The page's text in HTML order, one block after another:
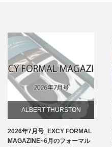
ALBERT THURSTON
お知らせ
2026年7月号_EXCY FORMAL
MAGAZINE~6月のフォーマル